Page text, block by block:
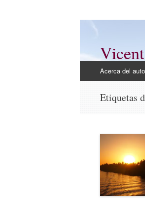
al
Acerca del
Etiquetas